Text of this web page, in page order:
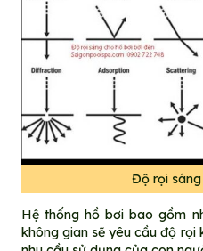
Độ rọi
Hệ thống hồ bơi bao gồm
không gian sẽ yêu cầu độ rọi